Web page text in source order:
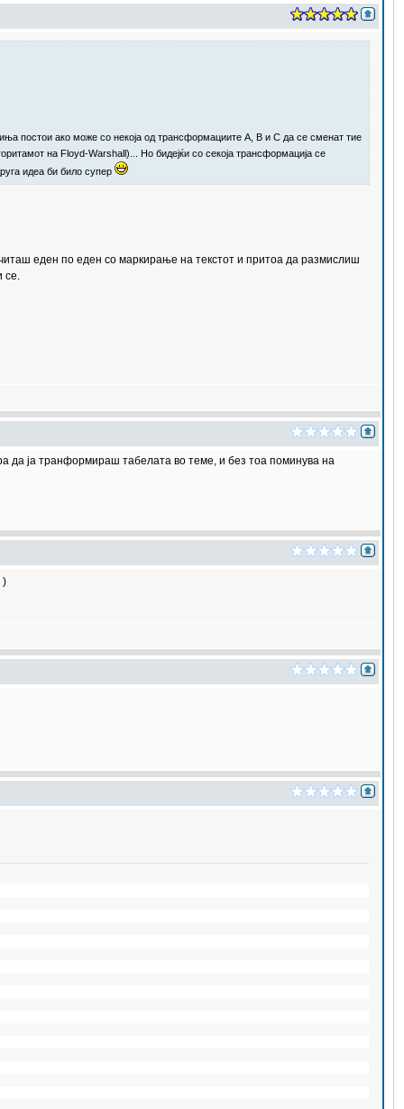
постои ако може со некоја од трансформациите A, B и C да се сменат тие
на Floyd-Warshall)... Но бидејќи со секоја трансформација се
идеа би било супер
еден по еден со маркирање на текстот и притоа да размислиш
да ја транформираш табелата во теме, и без тоа поминува на
)